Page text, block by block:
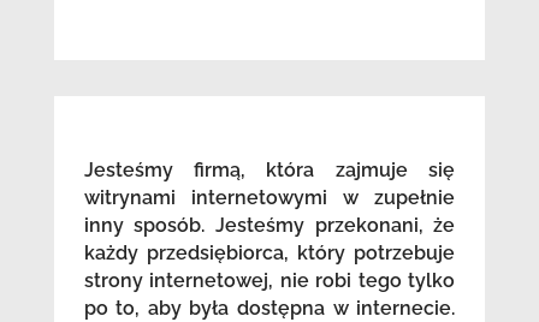
Jesteśmy firmą, która zajmuje się
witrynami internetowymi w zupełnie
inny sposób. Jesteśmy przekonani, że
każdy przedsiębiorca, który potrzebuje
strony internetowej, nie robi tego tylko
po to, aby była dostępna w internecie.